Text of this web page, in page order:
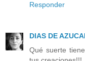
Responder
DIAS DE
Qué suerte